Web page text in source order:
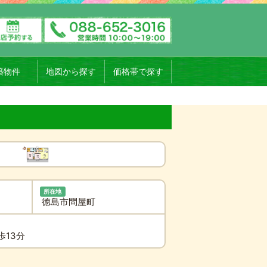
物件 地図から探す 価格帯で探す
所在地
徳島市問屋町
13分